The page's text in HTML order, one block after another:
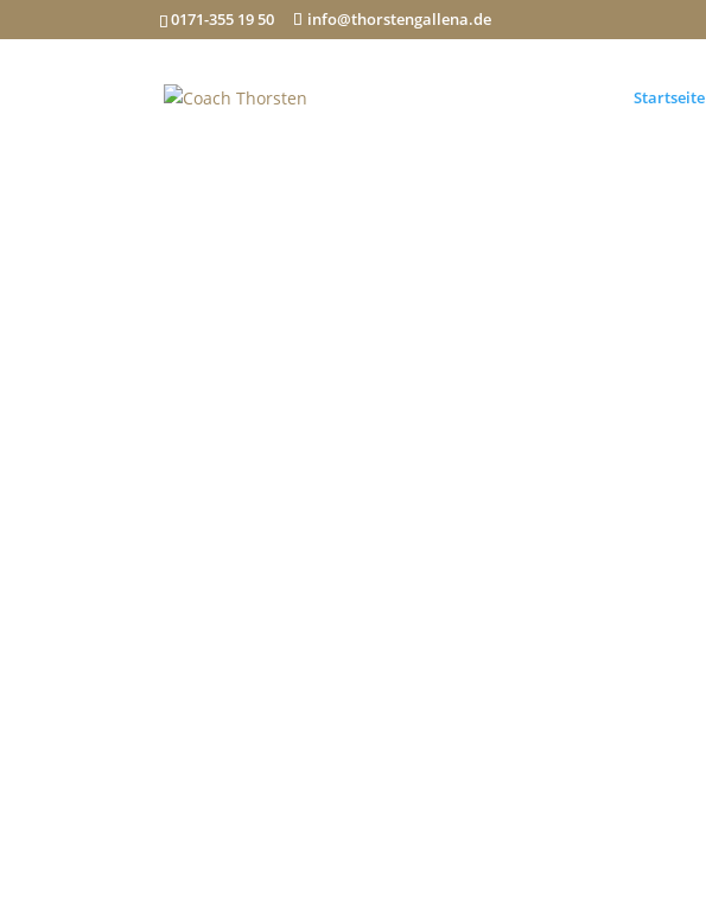
0171-355 19 50 info@thorstengallena.de
Startseite